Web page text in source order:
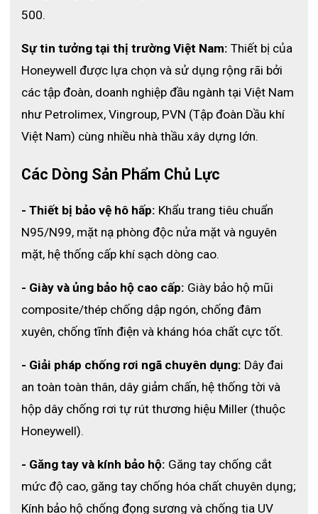
Vì là sản phẩm nhập khẩu trực tiếp, không qua trung gian cùng
phí trong các bước vận hành. Do đó, giá thuê máy trợ thở SCBA
tại Bảo Hộ Lao Động ECO3D được xem là cạnh tranh nhất trên
thị trường hiện nay.
3. Đội ngũ hỗ trợ 24/7
Bởi bình trợ thở SCBA là một dụng cụ thiết yếu trong rất nhiều
ngành nghề nhưng lại là một thiết bị vô cùng đặc thù. Vi vậy,
hay training thật kỹ trước khi đùng để tránh xảy ra các sai sót
không đáng có trong suốt quá trình vận hành.
Thấu hiểu được vấn đề này, nên đội ngũ kỹ thuật viên của Bảo
hàng 24/7.
Bảng giá thuê máy trợ thở SCBA-
805MLK-T
Để thuận tiện và tiết kiệm nhất cho quý khách hàng, Bảo Hộ Lao
Động ECO3D phân chia ra từng mục thuê máy trợ thở SCBA-
805MLK-T như sau :
+ Chi phí thuê theo ngày : 500.000/ ngày
+ Chi phí thuê theo tuần : 3.000.000/ 7 ngày
+ Chi phí thuê theo tháng : 10.000.000/ tháng
500.
Sự tin tưởng tại thị trường Việt Nam: Thiết bị của
Honeywell được lựa chọn và sử dụng rộng rãi bởi
các tập đoàn, doanh nghiệp đầu ngành tại Việt Nam
như Petrolimex, Vingroup, PVN (Tập đoàn Dầu khí
Việt Nam) cùng nhiều nhà thầu xây dựng lớn.
Các Dòng Sản Phẩm Chủ Lực
- Thiết bị bảo vệ hô hấp: Khẩu trang tiêu chuẩn
N95/N99, mặt nạ phòng độc nửa mặt và nguyên
mặt, hệ thống cấp khí sạch dòng cao.
- Giày và ủng bảo hộ cao cấp: Giày bảo hộ mũi
composite/thép chống dập ngón, chống đâm
xuyên, chống tĩnh điện và kháng hóa chất cực tốt.
- Giải pháp chống rơi ngã chuyên dụng: Dây đai
an toàn toàn thân, dây giảm chấn, hệ thống tời và
hộp dây chống rơi tự rút thương hiệu Miller (thuộc
Honeywell).
- Găng tay và kính bảo hộ: Găng tay chống cắt
mức độ cao, găng tay chống hóa chất chuyên dụng;
Kính bảo hộ chống đọng sương và chống tia UV